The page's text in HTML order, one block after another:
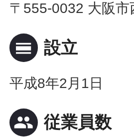
〒555-0032 大阪
calendar_view_day 設立
平成8年2月1日
people 従業員数